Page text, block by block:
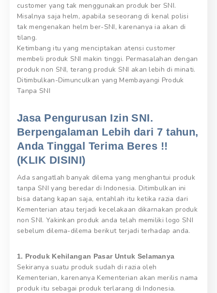
customer yang tak menggunakan produk ber SNI.
Misalnya saja helm, apabila seseorang di kenal polisi
tak mengenakan helm ber-SNI, karenanya ia akan di
tilang.
Ketimbang itu yang menciptakan atensi customer
membeli produk SNI makin tinggi. Permasalahan dengan
produk non SNI, terang produk SNI akan lebih di minati.
Ditimbulkan-Dimunculkan yang Membayangi Produk
Tanpa SNI
Jasa Pengurusan Izin SNI.
Berpengalaman Lebih dari 7 tahun,
Anda Tinggal Terima Beres !!
(KLIK DISINI)
Ada sangatlah banyak dilema yang menghantui produk
tanpa SNI yang beredar di Indonesia. Ditimbulkan ini
bisa datang kapan saja, entahlah itu ketika razia dari
Kementerian atau terjadi kecelakaan dikarnakan produk
non SNI. Yakinkan produk anda telah memiliki logo SNI
sebelum dilema-dilema berikut terjadi terhadap anda.
1. Produk Kehilangan Pasar Untuk Selamanya
Sekiranya suatu produk sudah di razia oleh
Kementerian, karenanya Kementerian akan merilis nama
produk itu sebagai produk terlarang di Indonesia.